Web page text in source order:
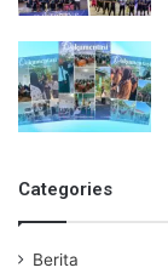
Categories
Berita